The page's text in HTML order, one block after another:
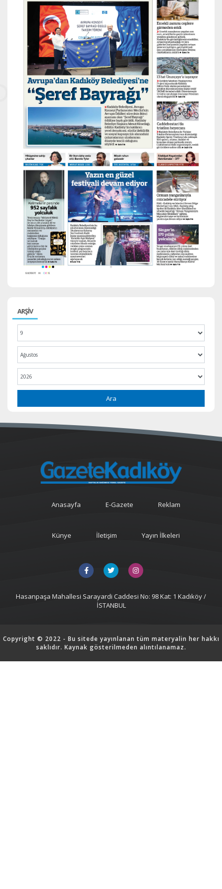
ARŞİV
Ara
Anasayfa E-Gazete Reklam
Künye İletişim Yayın İlkeleri
Hasanpaşa Mahallesi Sarayardi Caddesi No: 98 Kat: 1 Kadıköy /
İSTANBUL
Copyright © 2022 - Bu sitede yayınlanan tüm materyalin her hakkı
saklıdır. Kaynak gösterilmeden alıntılanamaz.